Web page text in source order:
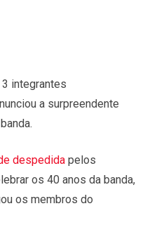
integrantes
a surpreendente
despedida pelos
os 40 anos da banda,
os membros do